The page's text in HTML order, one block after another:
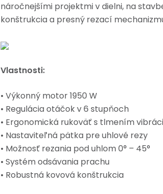
náročnejšími projektmi v dielni, na
konštrukcia a presný rezací
Vlastnosti:
• Výkonný motor 1950 W
• Regulácia otáčok v 6 stupňoch
• Ergonomická rukoväť s tlmením
• Nastaviteľná pätka pre uhlové rezy
• Možnosť rezania pod uhlom 0° – 45°
• Systém odsávania prachu
• Robustná kovová konštrukcia